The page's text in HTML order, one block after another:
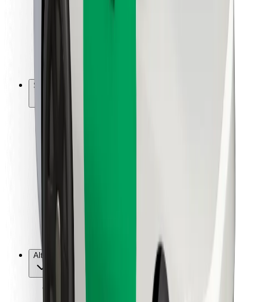
Posizioni
Soluzioni Per la Città
Stazioni di ricarica
Supporto
Per i Guidatori
Per i conducenti
Bolt Food
Per i proprietari di flotta
Per ristoranti
Bolt per le aziende
Altro